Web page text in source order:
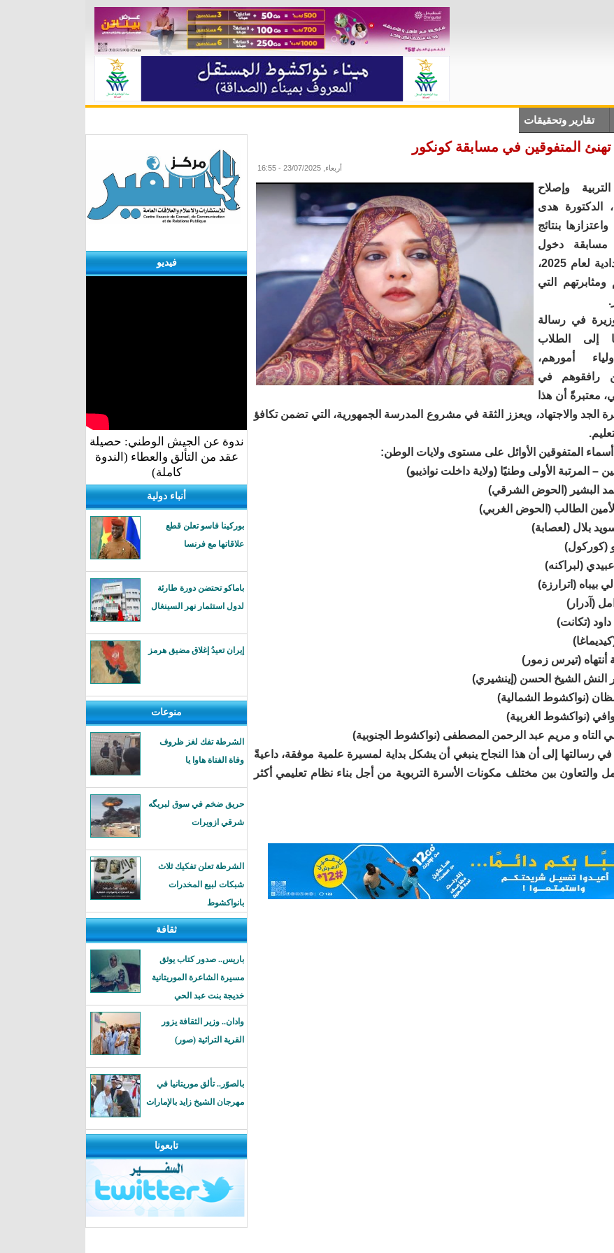
تقارير وتحقيقات
تهنئ المتفوقين في مسابقة كونكور
أربعاء, 23/07/2025 - 16:55
وإصلاح
الدكتورة هدى
بنتائج
مسابقة دخول
السنة الأولى إعدادية لعام 2025،
التي
في رسالة
إلى الطلاب
أمورهم،
رافقوهم في
معتبرةً أن هذا
الجد والاجتهاد، ويعزز الثقة في مشروع المدرسة الجمهورية، التي تضمن تكافؤ
المتفوقين الأوائل على مستوى ولايات الوطن:
– المرتبة الأولى وطنيًا (ولاية داخلت نواذيبو)
البشير (الحوض الشرقي)
الطالب (الحوض الغربي)
بلال (لعصابة)
(كوركول)
(لبراكنه)
بيباه (اترارزة)
(آدرار)
(تكانت)
أنتهاه (تيرس زمور)
النش الشيخ الحسن (إينشيري)
(نواكشوط الشمالية)
(نواكشوط الغربية)
التاه و مريم عبد الرحمن المصطفى (نواكشوط الجنوبية)
رسالتها إلى أن هذا النجاح ينبغي أن يشكل بداية لمسيرة علمية موفقة، داعيةً
والتعاون بين مختلف مكونات الأسرة التربوية من أجل بناء نظام تعليمي أكثر
فيديو
ندوة عن الجيش الوطني: حصيلة
عقد من التألق والعطاء (الندوة
كاملة)
أنباء دولية
بوركينا فاسو تعلن قطع
علاقاتها مع فرنسا
باماكو تحتضن دورة طارئة
لدول استثمار نهر السينغال
إيران تعيدُ إغلاق مضيق هرمز
منوعات
الشرطة تفك لغز ظروف
وفاة الفتاة هاوا يا
حريق ضخم في سوق لبريگه
شرقي ازويرات
الشرطة تعلن تفكيك ثلاث
شبكات لبيع المخدرات
بانواكشوط
ثقافة
باريس.. صدور كتاب يوثق
مسيرة الشاعرة الموريتانية
خديجة بنت عبد الحي
وادان.. وزير الثقافة يزور
القرية التراثية (صور)
بالصوًر.. تألق موريتانيا في
مهرجان الشيخ زايد بالإمارات
تابعونا